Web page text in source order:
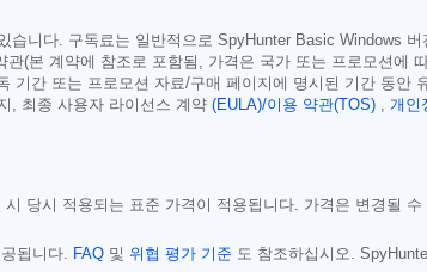
니다. 구독료는 일반적으로 SpyHunter Basic Windows 버
(본 계약에 참조로 포함됨, 가격은 국가 또는 프로모션에
기간 또는 프로모션 자료/구매 페이지에 명시된 기간 동안
, 최종 사용자 라이선스 계약 (EULA)/이용 약관(TOS) , 개인
당시 적용되는 표준 가격이 적용됩니다. 가격은 변경될 수
됩니다. FAQ 및 위협 평가 기준 도 참조하십시오.